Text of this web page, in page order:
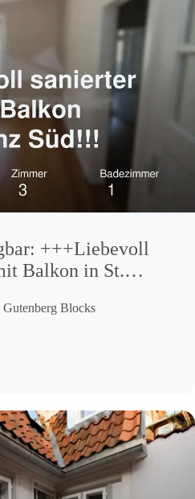
+++Liebevoll
Balkon in St.
Blocks